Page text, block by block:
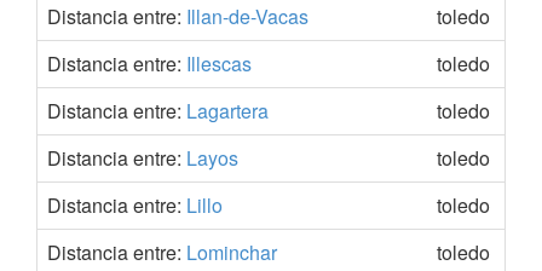
Distancia entre: Illan-de-Vacas
toledo
Distancia entre: Illescas
toledo
Distancia entre: Lagartera
toledo
Distancia entre: Layos
toledo
Distancia entre: Lillo
toledo
Distancia entre: Lominchar
toledo